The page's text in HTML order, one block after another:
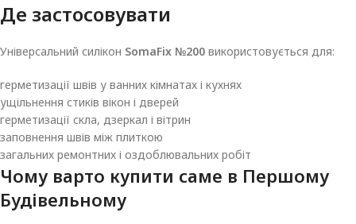
Де застосовувати
Універсальний силікон SomaFix №200 використовується для:
герметизації швів у ванних кімнатах і кухнях
ущільнення стиків вікон і дверей
герметизації скла, дзеркал і вітрин
заповнення швів між плиткою
загальних ремонтних і оздоблювальних робіт
Чому варто купити саме в Першому
Будівельному